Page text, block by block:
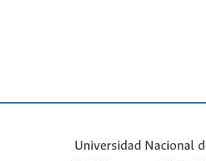
Universidad Nacional